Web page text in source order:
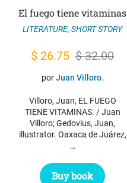
El fuego tiene vitaminas
LITERATURE, SHORT STORY
$32.00
Original
price
$ 32.00.
$ 26.75 Current
price
$ 26.75.
porJuan Villoro.
Villoro, Juan, EL FUEGO
TIENE VITAMINAS. / Juan
Villoro; Gedovius, Juan,
illustrator. Oaxaca de Juárez,
…
Buy book